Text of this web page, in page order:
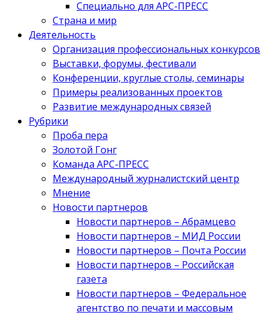
Специально для АРС-ПРЕСС
Страна и мир
Деятельность
Организация профессиональных конкурсов
Выставки, форумы, фестивали
Конференции, круглые столы, семинары
Примеры реализованных проектов
Развитие международных связей
Рубрики
Проба пера
Золотой Гонг
Команда АРС-ПРЕСС
Международный журналистский центр
Мнение
Новости партнеров
Новости партнеров – Абрамцево
Новости партнеров – МИД России
Новости партнеров – Почта России
Новости партнеров – Российская
газета
Новости партнеров – Федеральное
агентство по печати и массовым